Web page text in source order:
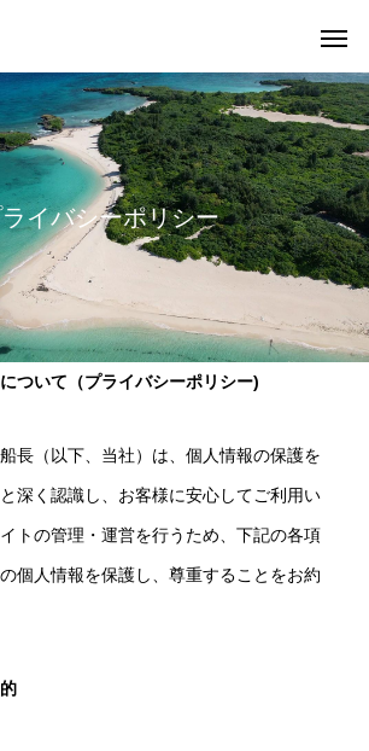
イバシーポリシー
ついて（プライバシーポリシー)
長（以下、当社）は、個人情報の保護を
深く認識し、お客様に安心してご利用い
トの管理・運営を行うため、下記の各項
個人情報を保護し、尊重することをお約
サービスメニュ